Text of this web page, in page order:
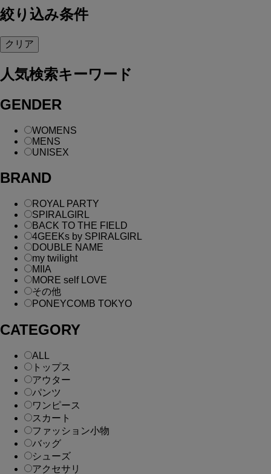
絞り込み条件
クリア
人気検索キーワード
GENDER
WOMENS
MENS
UNISEX
BRAND
ROYAL PARTY
SPIRALGIRL
BACK TO THE FIELD
4GEEKs by SPIRALGIRL
DOUBLE NAME
my twilight
MIIA
MORE self LOVE
その他
PONEYCOMB TOKYO
CATEGORY
ALL
トップス
アウター
パンツ
ワンピース
スカート
ファッション小物
バッグ
シューズ
アクセサリ